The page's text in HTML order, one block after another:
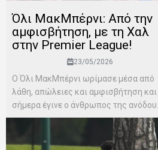
Όλι ΜακΜπέρνι: Aπό την
αμφισβήτηση, με τη Χαλ
στην Premier League!
23/05/2026
Ο Όλι ΜακΜπέρνι ωρίμασε μέσα από
λάθη, απώλειες και αμφισβήτηση και
σήμερα έγινε ο άνθρωπος της ανόδου...